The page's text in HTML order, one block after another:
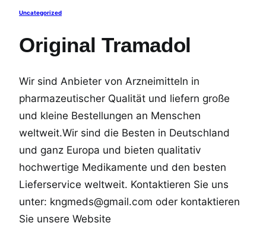
Uncategorized
Original Tramadol
Wir sind Anbieter von Arzneimitteln in
pharmazeutischer Qualität und liefern große
und kleine Bestellungen an Menschen
weltweit.Wir sind die Besten in Deutschland
und ganz Europa und bieten qualitativ
hochwertige Medikamente und den besten
Lieferservice weltweit. Kontaktieren Sie uns
unter: kngmeds@gmail.com oder kontaktieren
Sie unsere Website